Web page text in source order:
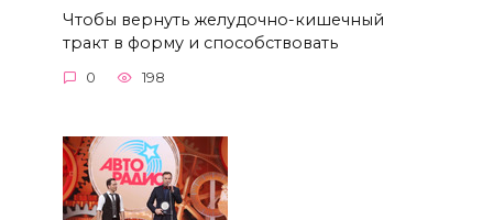
Чтобы вернуть желудочно-кишечный
тракт в форму и способствовать
0 198